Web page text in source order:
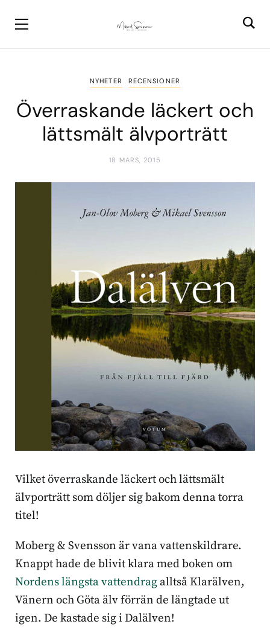
NYHETER RECENSIONER
Överraskande läckert och
lättsmält älvporträtt
18 MARS, 2015
Vilket överraskande läckert och lättsmält
älvporträtt som döljer sig bakom denna torra
titel!
Moberg & Svensson är vana vattenskildrare.
Knappt hade de blivit klara med boken om
Nordens längsta vattendrag alltså Klarälven,
Vänern och Göta älv förrän de längtade ut
igen. De kastade sig i Dalälven!